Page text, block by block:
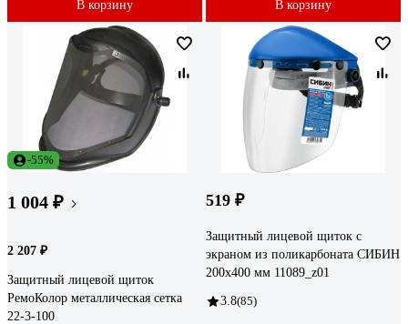
В корзину В корзину
-55%
1 004 ₽
2 207 ₽
Защитный лицевой щиток
РемоКолор металлическая сетка
22-3-100
519 ₽
Защитный лицевой щиток с
экраном из поликарбоната СИБИН
200х400 мм 11089_z01
3.8(85)